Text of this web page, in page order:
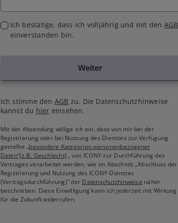
Ich bestätige, dass ich volljährig und mit den AGB
einverstanden bin.
Weiter
Ich stimme den AGB zu. Die Datenschutzhinweise
kannst du hier einsehen.
Mit der Absendung willige ich ein, dass von mir bei der
Registrierung oder bei Nutzung des Dienstes zur Verfügung
gestellte„besondere Kategorien personenbezogener
Daten“(z.B. Geschlecht) , von ICONY zur Durchführung des
Vertrages verarbeitet werden, wie im Abschnitt „Abschluss der
Registrierung und Nutzung des ICONY-Dienstes
(Vertragsdurchführung)“ der Datenschutzhinweise näher
beschrieben. Diese Einwilligung kann ich jederzeit mit Wirkung
für die Zukunft widerrufen.